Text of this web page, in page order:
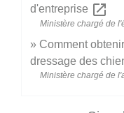
d'entreprise open_in_new
Ministère chargé de
Comment
dressage des
Ministère chargé de